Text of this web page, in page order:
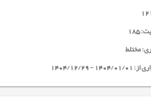
185
مختلط
- 1404/12/29